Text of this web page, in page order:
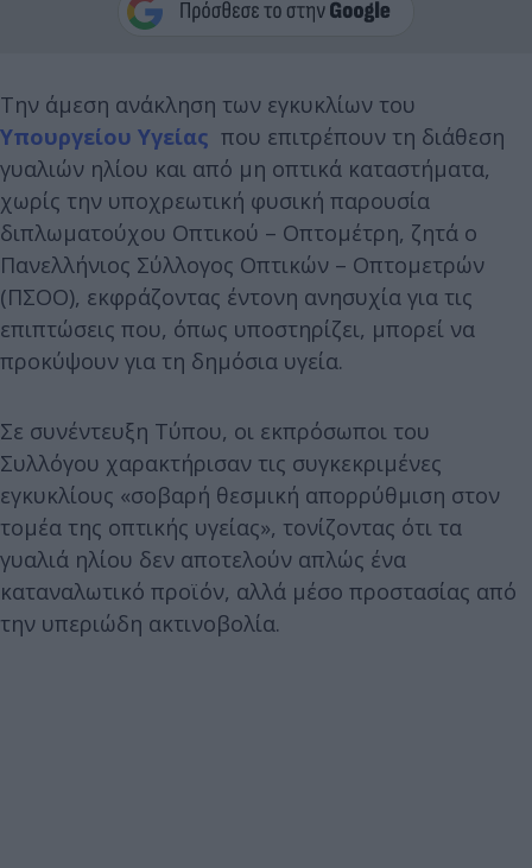
Την άμεση ανάκληση των εγκυκλίων του
Υπουργείου Υγείας που επιτρέπουν τη διάθεση
γυαλιών ηλίου και από μη οπτικά καταστήματα,
χωρίς την υποχρεωτική φυσική παρουσία
διπλωματούχου Οπτικού – Οπτομέτρη, ζητά ο
Πανελλήνιος Σύλλογος Οπτικών – Οπτομετρών
(ΠΣΟΟ), εκφράζοντας έντονη ανησυχία για τις
επιπτώσεις που, όπως υποστηρίζει, μπορεί να
προκύψουν για τη δημόσια υγεία.
Σε συνέντευξη Τύπου, οι εκπρόσωποι του
Συλλόγου χαρακτήρισαν τις συγκεκριμένες
εγκυκλίους «σοβαρή θεσμική απορρύθμιση στον
τομέα της οπτικής υγείας», τονίζοντας ότι τα
γυαλιά ηλίου δεν αποτελούν απλώς ένα
καταναλωτικό προϊόν, αλλά μέσο προστασίας από
την υπεριώδη ακτινοβολία.